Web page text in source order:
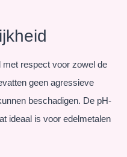
respect voor zowel de
geen agressieve
beschadigen. De pH-
ideaal is voor edelmetalen